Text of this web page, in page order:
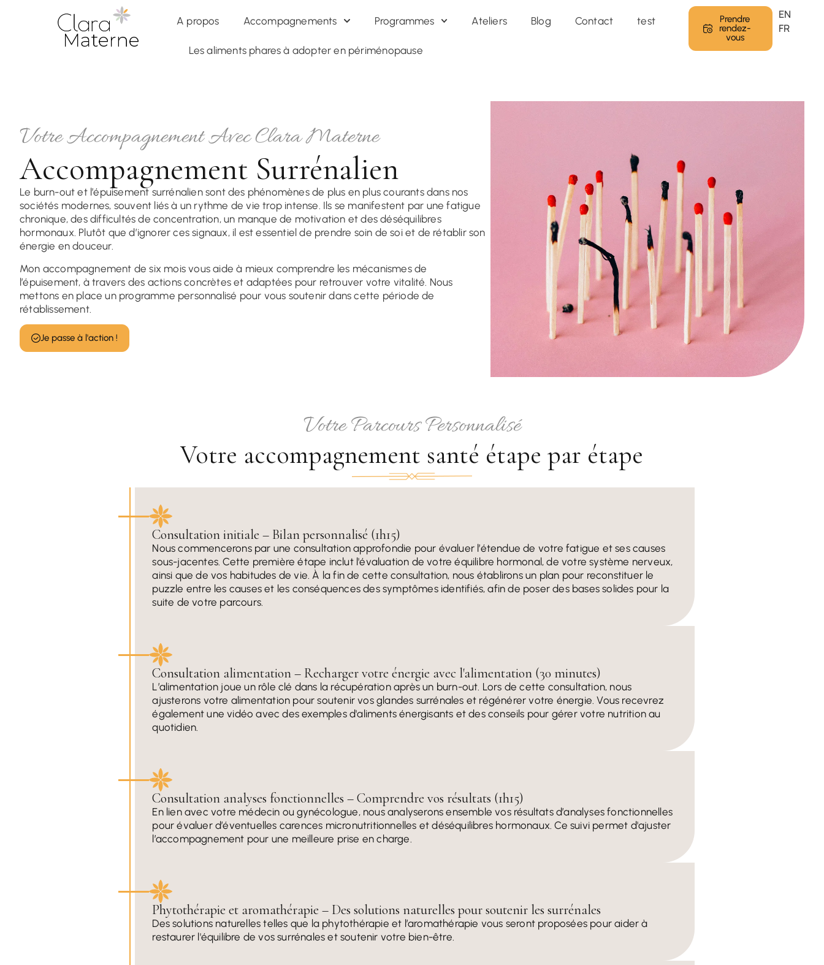
Accompagnement Global
A propos Accompagnements Programmes Ateliers Blog Contact test
Les aliments phares à adopter en périménopause
Prendre
rendez-
vous
EN
FR
Votre Accompagnement Avec Clara Materne
Accompagnement Surrénalien
Le burn-out et l’épuisement surrénalien sont des phénomènes de plus en plus courants dans nos
sociétés modernes, souvent liés à un rythme de vie trop intense. Ils se manifestent par une fatigue
chronique, des difficultés de concentration, un manque de motivation et des déséquilibres
hormonaux. Plutôt que d’ignorer ces signaux, il est essentiel de prendre soin de soi et de rétablir son
énergie en douceur.
Mon accompagnement de six mois vous aide à mieux comprendre les mécanismes de
l’épuisement, à travers des actions concrètes et adaptées pour retrouver votre vitalité. Nous
mettons en place un programme personnalisé pour vous soutenir dans cette période de
rétablissement.
Je passe à l'action !
Votre Parcours Personnalisé
Votre accompagnement santé étape par étape
Consultation initiale – Bilan personnalisé (1h15)
Nous commencerons par une consultation approfondie pour évaluer l’étendue de votre fatigue et ses causes
sous-jacentes. Cette première étape inclut l'évaluation de votre équilibre hormonal, de votre système nerveux,
ainsi que de vos habitudes de vie. À la fin de cette consultation, nous établirons un plan pour reconstituer le
puzzle entre les causes et les conséquences des symptômes identifiés, afin de poser des bases solides pour la
suite de votre parcours.
Consultation alimentation – Recharger votre énergie avec l'alimentation (30 minutes)
L’alimentation joue un rôle clé dans la récupération après un burn-out. Lors de cette consultation, nous
ajusterons votre alimentation pour soutenir vos glandes surrénales et régénérer votre énergie. Vous recevrez
également une vidéo avec des exemples d'aliments énergisants et des conseils pour gérer votre nutrition au
quotidien.
Consultation analyses fonctionnelles – Comprendre vos résultats (1h15)
En lien avec votre médecin ou gynécologue, nous analyserons ensemble vos résultats d’analyses fonctionnelles
pour évaluer d’éventuelles carences micronutritionnelles et déséquilibres hormonaux. Ce suivi permet d'ajuster
l’accompagnement pour une meilleure prise en charge.
Phytothérapie et aromathérapie – Des solutions naturelles pour soutenir les surrénales
Des solutions naturelles telles que la phytothérapie et l’aromathérapie vous seront proposées pour aider à
restaurer l'équilibre de vos surrénales et soutenir votre bien-être.